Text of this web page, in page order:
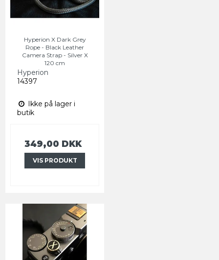
Hyperion X Dark Grey
Rope - Black Leather
Camera Strap - Silver X
120 cm
Hyperion
14397
Ikke på lager i
butik
349,00 DKK
VIS PRODUKT